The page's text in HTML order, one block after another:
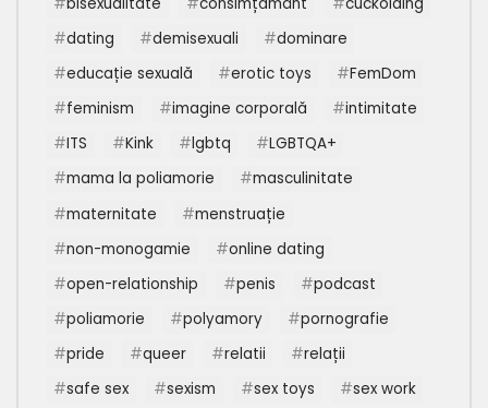
dating
demisexuali
dominare
educație sexuală
erotic toys
FemDom
feminism
imagine corporală
intimitate
ITS
Kink lgbtq
LGBTQA+
mama la poliamorie
masculinitate
maternitate
menstruație
non-monogamie
online dating
open-relationship
penis
podcast
poliamorie
polyamory
pornografie
pride
queer relatii
relații
safe sex
sexism sex toys
sex work